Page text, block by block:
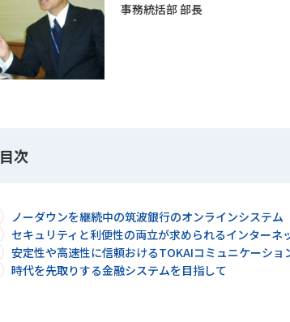
事務統括部 部長
目次
ノーダウンを継続中の筑波銀行のオンラインシステム
セキュリティと利便性の両立が求められるインターネ
安定性や高速性に信頼おけるTOKAIコミュニケーショ
時代を先取りする金融システムを目指して